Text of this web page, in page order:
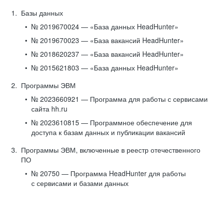
Базы данных
№ 2019670024 — «База данных HeadHunter»
№ 2019670023 — «База вакансий HeadHunter»
№ 2018620237 — «База вакансий HeadHunter»
№ 2015621803 — «База данных HeadHunter»
Программы ЭВМ
№ 2023660921 — Программа для работы с сервисами
сайта hh.ru
№ 2023610815 — Программное обеспечение для
доступа к базам данных и публикации вакансий
Программы ЭВМ, включенные в реестр отечественного
ПО
№ 20750 — Программа HeadHunter для работы
с сервисами и базами данных